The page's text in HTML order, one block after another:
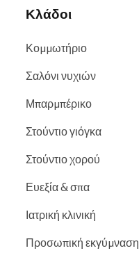
Κλάδοι
Κομμωτήριο
Σαλόνι νυχιών
Μπαρμπέρικο
Στούντιο γιόγκα
Στούντιο χορού
Ευεξία & σπα
Ιατρική κλινική
Προσωπική εκγύμναση